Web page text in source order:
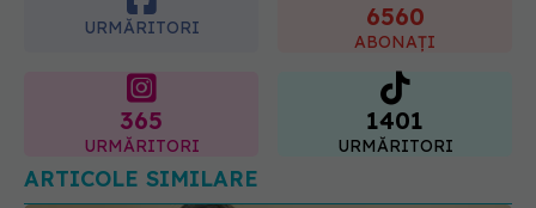
URMĂRITORI 6560
ABONAȚI
365
URMĂRITORI
1401
URMĂRITORI
ARTICOLE SIMILARE